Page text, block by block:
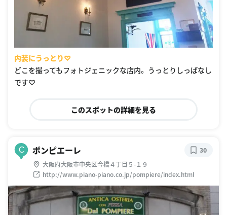
内装にうっとり♡
どこを撮ってもフォトジェニックな店内。 うっとりしっぱなし
です♡
このスポットの詳細を見る
C ポンピエーレ
大阪府大阪市中央区今橋４丁目５-１９
http://www.piano-piano.co.jp/pompiere/index.html
30